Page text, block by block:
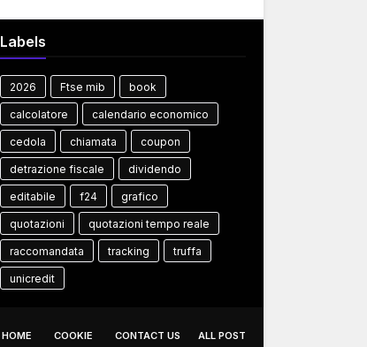
Labels
2026 Ftse mib book
calcolatore calendario economico
cedola chiamata coupon
detrazione fiscale dividendo
editabile f24 grafico
quotazioni quotazioni tempo reale
raccomandata tracking truffa
unicredit
HOME COOKIE CONTACT US ALL POST